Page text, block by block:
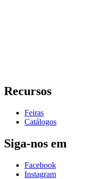
Recursos
Feiras
Catálogos
Siga-nos em
Facebook
Instagram